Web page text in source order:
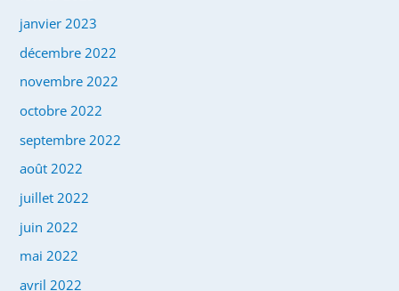
janvier 2023
décembre 2022
novembre 2022
octobre 2022
septembre 2022
août 2022
juillet 2022
juin 2022
mai 2022
avril 2022